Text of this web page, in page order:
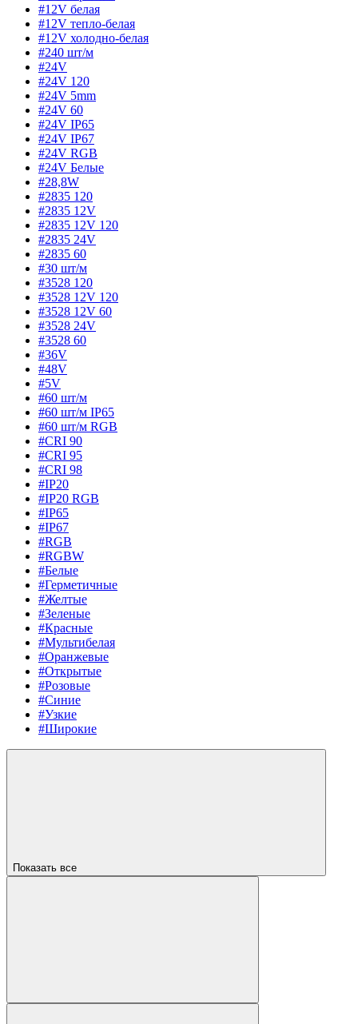
#12V белая
#12V тепло-белая
#12V холодно-белая
#240 шт/м
#24V
#24V 120
#24V 5mm
#24V 60
#24V IP65
#24V IP67
#24V RGB
#24V Белые
#28,8W
#2835 120
#2835 12V
#2835 12V 120
#2835 24V
#2835 60
#30 шт/м
#3528 120
#3528 12V 120
#3528 12V 60
#3528 24V
#3528 60
#36V
#48V
#5V
#60 шт/м
#60 шт/м IP65
#60 шт/м RGB
#CRI 90
#CRI 95
#CRI 98
#IP20
#IP20 RGB
#IP65
#IP67
#RGB
#RGBW
#Белые
#Герметичные
#Желтые
#Зеленые
#Красные
#Мультибелая
#Оранжевые
#Открытые
#Розовые
#Синие
#Узкие
#Широкие
Показать все